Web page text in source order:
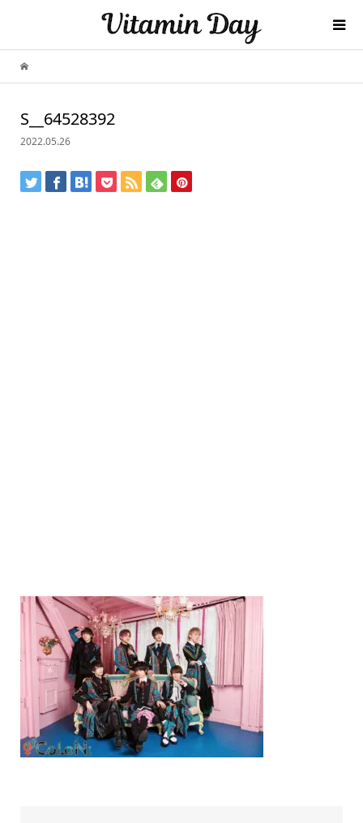
S__64528392
2022.05.26